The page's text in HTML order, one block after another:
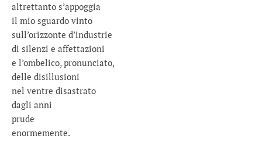
altrettanto s’appoggia
il mio sguardo vinto
sull’orizzonte d’industrie
di silenzi e affettazioni
e l’ombelico, pronunciato,
delle disillusioni
nel ventre disastrato
dagli anni
prude
enormemente.